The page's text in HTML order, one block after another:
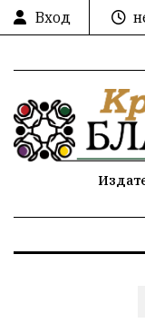
Вход